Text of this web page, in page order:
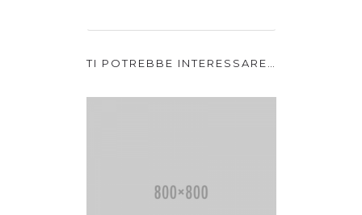
TI POTREBBE INTERESSARE…